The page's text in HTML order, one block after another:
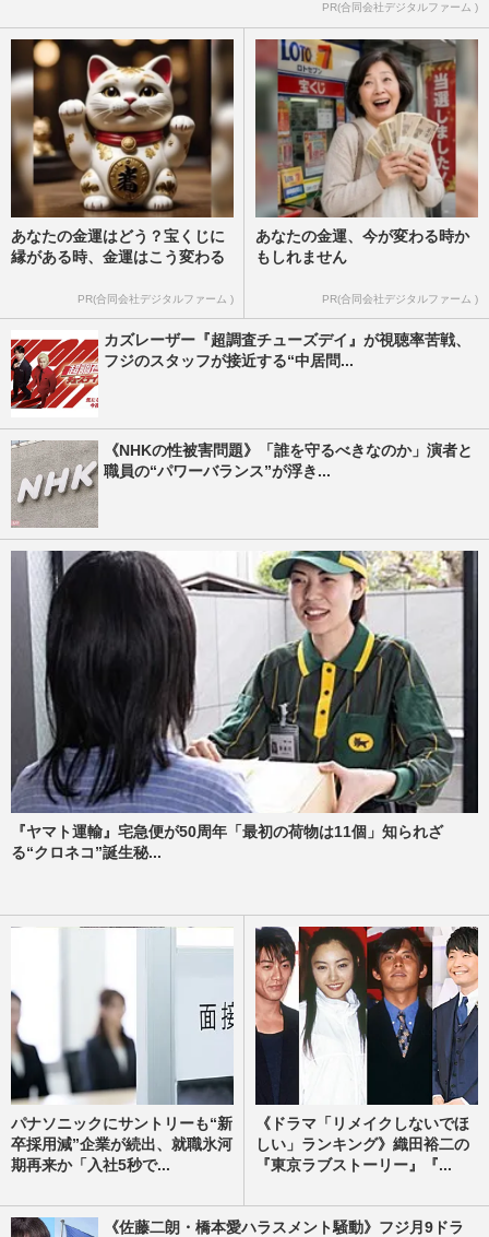
PR(合同会社デジタルファーム )
あなたの金運はどう？宝くじに
縁がある時、金運はこう変わる
PR(合同会社デジタルファーム )
あなたの金運、今が変わる時か
もしれません
PR(合同会社デジタルファーム )
カズレーザー『超調査チューズデイ』が視聴率苦戦、
フジのスタッフが接近する“中居問...
《NHKの性被害問題》「誰を守るべきなのか」演者と
職員の“パワーバランス”が浮き...
『ヤマト運輸』宅急便が50周年「最初の荷物は11個」知られざ
る“クロネコ”誕生秘...
パナソニックにサントリーも“新
卒採用減”企業が続出、就職氷河
期再来か「入社5秒で...
《ドラマ「リメイクしないでほ
しい」ランキング》織田裕二の
『東京ラブストーリー』『...
《佐藤二朗・橋本愛ハラスメント騒動》フジ月9ドラ